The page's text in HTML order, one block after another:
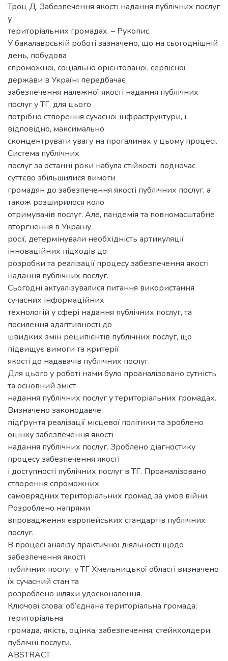
Троц Д. Забезпечення якості надання публічних послуг
у
територіальних громадах. – Рукопис.
У бакалаврській роботі зазначено, що на сьогоднішній
день, побудова
спроможної, соціально орієнтованої, сервісної
держави в Україні передбачає
забезпечення належної якості надання публічних
послуг у ТГ, для цього
потрібно створення сучасної інфраструктури, і,
відповідно, максимально
сконцентрувати увагу на прогалинах у цьому процесі.
Система публічних
послуг за останні роки набула стійкості, водночас
суттєво збільшилися вимоги
громадян до забезпечення якості публічних послуг, а
також розширилося коло
отримувачів послуг. Але, пандемія та повномасштабне
вторгнення в Україну
росії, детермінували необхідність артикуляції
інноваційних підходів до
розробки та реалізації процесу забезпечення якості
надання публічних послуг.
Сьогодні актуалізувалися питання використання
сучасних інформаційних
технологій у сфері надання публічних послуг, та
посилення адаптивності до
швидких змін реципієнтів публічних послуг, що
підвищує вимоги та критерії
якості до надавачів публічних послуг.
Для цього у роботі нами було проаналізовано сутність
та основний зміст
надання публічних послуг у територіальних громадах.
Визначено законодавче
підґрунтя реалізації місцевої політики та зроблено
оцінку забезпечення якості
надання публічних послуг. Зроблено діагностику
процесу забезпечення якості
і доступності публічних послуг в ТГ. Проаналізовано
створення спроможних
самоврядних територіальних громад за умов війни.
Розроблено напрями
впровадження європейських стандартів публічних
послуг.
В процесі аналізу практичної діяльності щодо
забезпечення якості
публічних послуг у ТГ Хмельницької області визначено
їх сучасний стан та
розроблено шляхи удосконалення.
Ключові слова: об’єднана територіальна громада;
територіальна
громада, якість, оцінка, забезпечення, стейкхолдери,
публічні послуги.
ABSTRACT